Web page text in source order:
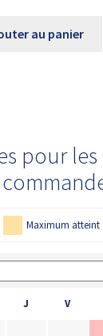
au panier
pour les
Maximum atteint
J V